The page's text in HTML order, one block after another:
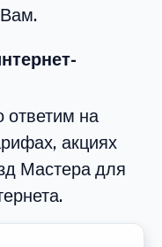
ответим на
акциях
Мастера для